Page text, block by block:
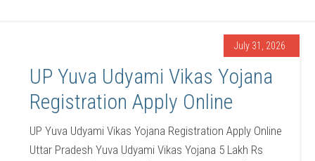
July 31, 2026
UP Yuva Udyami Vikas Yojana
Registration Apply Online
UP Yuva Udyami Vikas Yojana Registration Apply Online
Uttar Pradesh Yuva Udyami Vikas Yojana 5 Lakh Rs